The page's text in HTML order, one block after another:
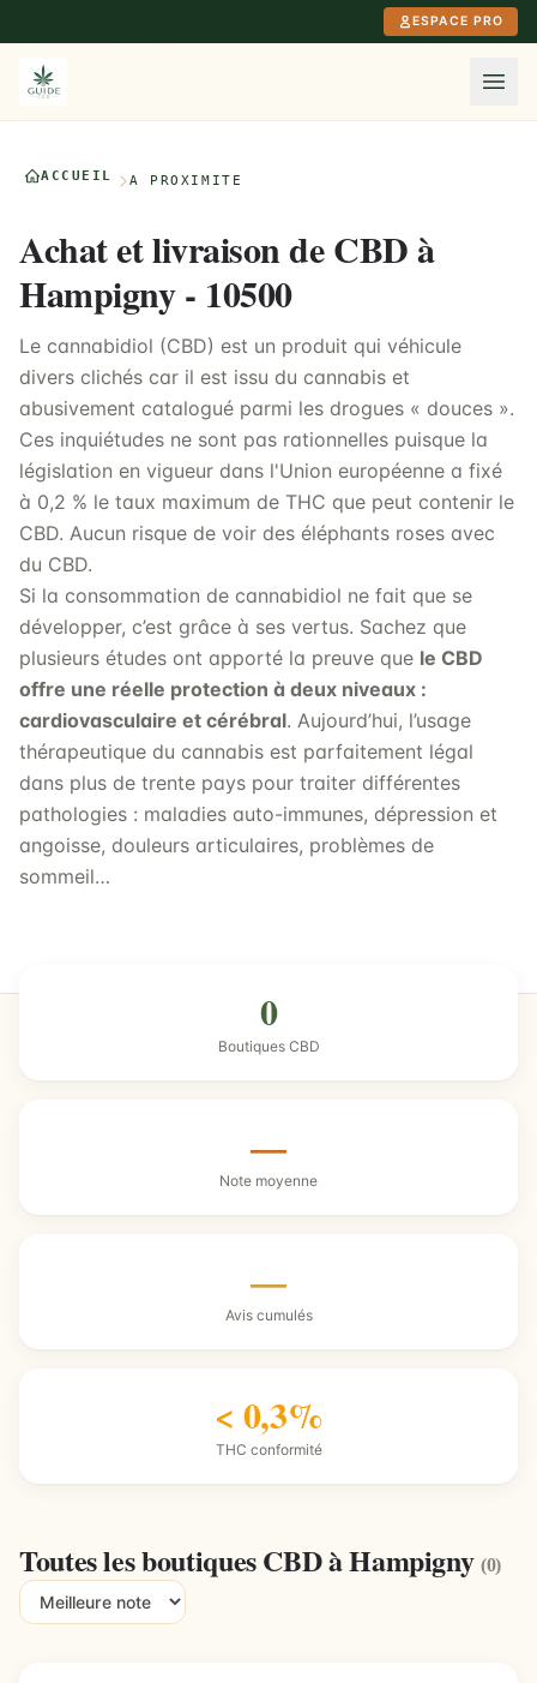
ESPACE PRO
ACCUEIL À PROXIMITÉ
Achat et livraison de CBD à
Hampigny - 10500
Le cannabidiol (CBD) est un produit qui véhicule
divers clichés car il est issu du cannabis et
abusivement catalogué parmi les drogues « douces ».
Ces inquiétudes ne sont pas rationnelles puisque la
législation en vigueur dans l'Union européenne a fixé
à 0,2 % le taux maximum de THC que peut contenir le
CBD. Aucun risque de voir des éléphants roses avec
du CBD.
Si la consommation de cannabidiol ne fait que se
développer, c’est grâce à ses vertus. Sachez que
plusieurs études ont apporté la preuve que le CBD
offre une réelle protection à deux niveaux :
cardiovasculaire et cérébral. Aujourd’hui, l’usage
thérapeutique du cannabis est parfaitement légal
dans plus de trente pays pour traiter différentes
pathologies : maladies auto-immunes, dépression et
angoisse, douleurs articulaires, problèmes de
sommeil…
0
Boutiques CBD
—
Note moyenne
—
Avis cumulés
< 0,3%
THC conformité
Toutes les boutiques CBD à Hampigny(0)